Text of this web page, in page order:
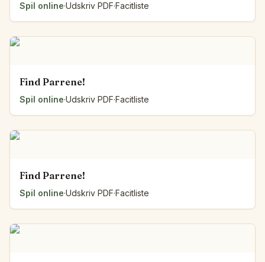
Spil online·Udskriv PDF·Facitliste
Find Parrene!
Spil online·Udskriv PDF·Facitliste
Find Parrene!
Spil online·Udskriv PDF·Facitliste